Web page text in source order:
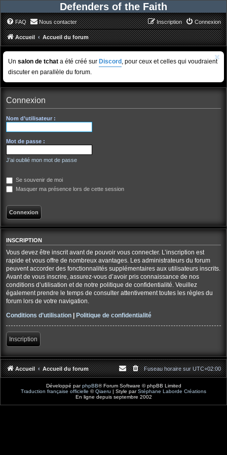
Defenders of the Faith
FAQ Nous contacter Connexion
Inscription
Accueil Accueil du forum
Un salon de tchat a été créé sur Discord , pour ceux et celles qui voudraient
discuter en parallèle du forum.
Connexion
Nom d’utilisateur :
Mot de passe :
J’ai oublié mon mot de passe
Se souvenir de moi
Masquer ma présence lors de cette session
INSCRIPTION
Vous devez être inscrit avant de pouvoir vous connecter. L’inscription est
rapide et vous offre de nombreux avantages. Les administrateurs du forum
peuvent accorder des fonctionnalités supplémentaires aux utilisateurs inscrits.
Avant de vous inscrire, assurez-vous d’avoir pris connaissance de nos
conditions d’utilisation et de notre politique de confidentialité. Veuillez
également prendre le temps de consulter attentivement toutes les règles du
forum lors de votre navigation.
Conditions d’utilisation | Politique de confidentialité
Inscription
Accueil Accueil du forum Fuseau horaire surUTC+02:00
Développé parphpBB® Forum Software © phpBB Limited
Traduction française officielle ©Qiaeru | Style parStéphane Laborde Créations
En ligne depuis septembre 2002